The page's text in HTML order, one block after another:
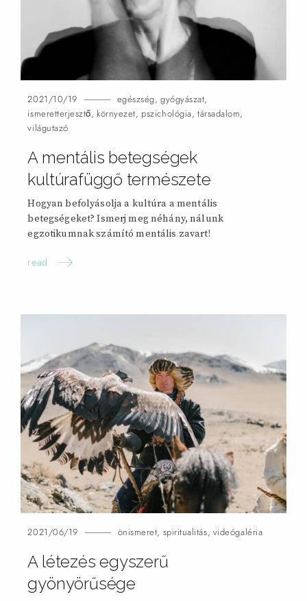
2021/10/19 egészség,gyógyászat,
ismeretterjesztő, környezet, pszichológia, társadalom,
világutazó
A mentális betegségek
kultúrafüggő természete
Hogyan befolyásolja a kultúra a mentális
betegségeket? Ismerj meg néhány, nálunk
egzotikumnak számító mentális zavart!
read
2021/06/19 önismeret, spiritualitás, videógaléria
A létezés egyszerű
gyönyörűsége